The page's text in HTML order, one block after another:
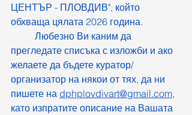
ЦЕНТЪР - ПЛОВДИВ", който
обхваща цялата 2026 година.
прегледате списъка с изложби и ако
желаете да бъдете куратор/
организатор на някои от тях, да ни
пишете на dphplovdivart@gmail.com,
като изпратите описание на Вашата